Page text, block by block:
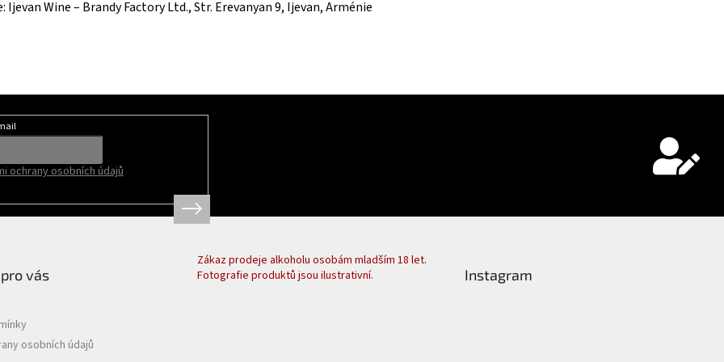
Ijevan Wine – Brandy Factory Ltd., Str. Erevanyan 9, Ijevan, Arménie
ochrany osobních údajů
vás
osobních údajů
Zákaz prodeje alkoholu osobám mladším 18 let.
Fotografie produktů jsou ilustrativní.
Instagram